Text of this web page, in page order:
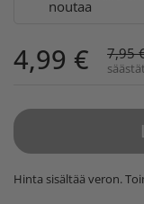
noutaa
4,99 € 7,95
Hinta sisältää veron.